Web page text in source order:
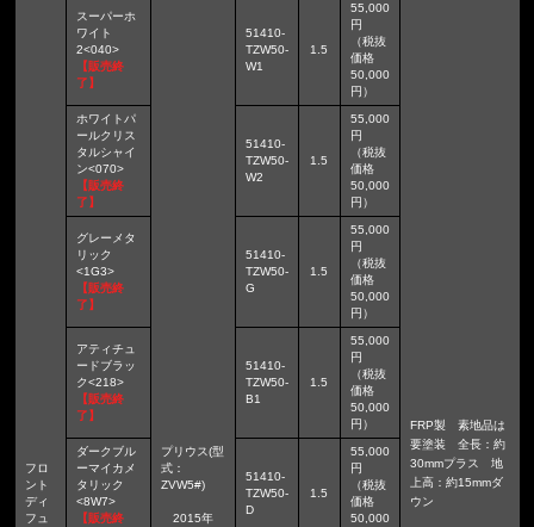
フロ
ント
ディ
フュ
スーパーホ
ワイト
2<040>
【販売終
了】
プリウス(型
式：
ZVW5#)
2015年
51410-
TZW50-
W1
1.5
55,000
円
（税抜
価格
50,000
円）
FRP製 素地品は
要塗装 全長：約
30mmプラス 地
上高：約15mmダ
ウン
ホワイトパ
ールクリス
タルシャイ
ン<070>
【販売終
了】
51410-
TZW50-
W2
1.5
55,000
円
（税抜
価格
50,000
円）
グレーメタ
リック
<1G3>
【販売終
了】
51410-
TZW50-
G
1.5
55,000
円
（税抜
価格
50,000
円）
アティチュ
ードブラッ
ク<218>
【販売終
了】
51410-
TZW50-
B1
1.5
55,000
円
（税抜
価格
50,000
円）
ダークブル
ーマイカメ
タリック
<8W7>
【販売終
51410-
TZW50-
D
1.5
55,000
円
（税抜
価格
50,000